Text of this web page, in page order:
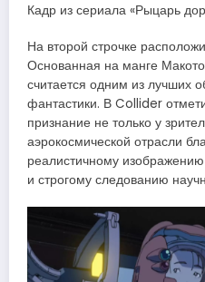
Кадр из сериала «Рыцарь
На второй строчке
Основанная на манге
считается одним из лучших
фантастики. В Collider
признание не только у
аэрокосмической отрасли
реалистичному
и строгому следованию